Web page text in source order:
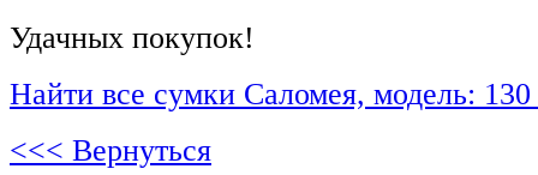
Удачных покупок!
Найти все сумки Саломея, модель:
<<< Вернуться